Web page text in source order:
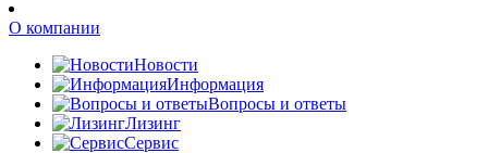
О компании
Новости
Информация
Вопросы и ответы
Лизинг
Сервис